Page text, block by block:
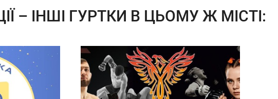
– ІНШІ ГУРТКИ В ЦЬОМУ Ж МІСТІ: